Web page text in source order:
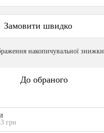
Замовити швидко
накопичувальної знижки
До обраного
грн